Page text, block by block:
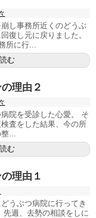
し事務所近くのどうぶ
復し元に戻りました。
所に行...
む
理由２
院を受診した心愛。 そ
査をした結果、今の所
...
む
理由１
うぶつ病院に行ってき
先週、去勢の相談をしに